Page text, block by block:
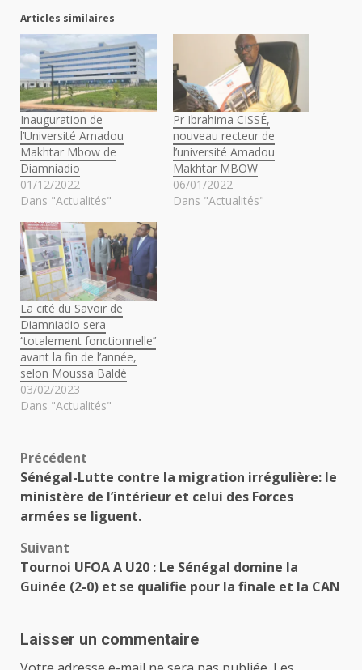
Articles similaires
Inauguration de
l’Université Amadou
Makhtar Mbow de
Diamniadio
01/12/2022
Dans "Actualités"
Pr Ibrahima CISSÉ,
nouveau recteur de
l’université Amadou
Makhtar MBOW
06/01/2022
Dans "Actualités"
La cité du Savoir de
Diamniadio sera
‘’totalement fonctionnelle’’
avant la fin de l’année,
selon Moussa Baldé
03/02/2023
Dans "Actualités"
Navigation
d’article
Précédent
Sénégal-Lutte contre la migration irrégulière: le
ministère de l’intérieur et celui des Forces
armées se liguent.
Suivant
Tournoi UFOA A U20 : Le Sénégal domine la
Guinée (2-0) et se qualifie pour la finale et la CAN
Laisser un commentaire